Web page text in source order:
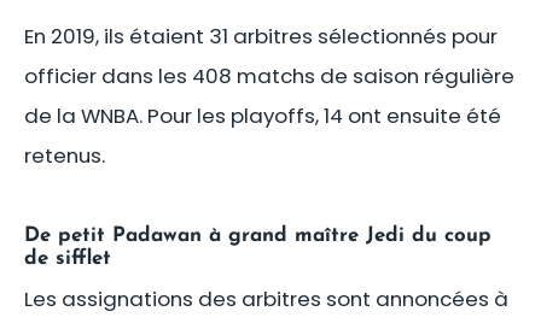
En 2019, ils étaient 31 arbitres sélectionnés pour
officier dans les 408 matchs de saison régulière
de la WNBA. Pour les playoffs, 14 ont ensuite été
retenus.
De petit Padawan à grand maître Jedi du coup
de sifflet
Les assignations des arbitres sont annoncées à